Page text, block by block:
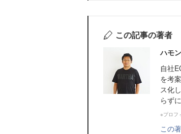
この記事の著者
ハモ
自社
を考
ス化
らず
※プロフ
この